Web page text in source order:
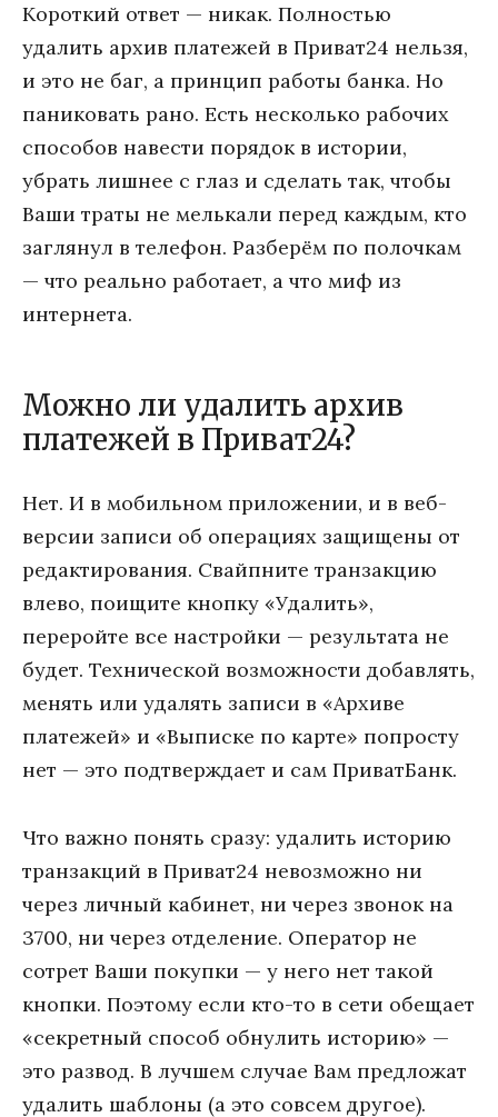
Короткий ответ — никак. Полностью
удалить архив платежей в Приват24 нельзя,
и это не баг, а принцип работы банка. Но
паниковать рано. Есть несколько рабочих
способов навести порядок в истории,
убрать лишнее с глаз и сделать так, чтобы
Ваши траты не мелькали перед каждым, кто
заглянул в телефон. Разберём по полочкам
— что реально работает, а что миф из
интернета.
Можно ли удалить архив
платежей в Приват24?
Нет. И в мобильном приложении, и в веб-
версии записи об операциях защищены от
редактирования. Свайпните транзакцию
влево, поищите кнопку «Удалить»,
переройте все настройки — результата не
будет. Технической возможности добавлять,
менять или удалять записи в «Архиве
платежей» и «Выписке по карте» попросту
нет — это подтверждает и сам ПриватБанк.
Что важно понять сразу: удалить историю
транзакций в Приват24 невозможно ни
через личный кабинет, ни через звонок на
3700, ни через отделение. Оператор не
сотрет Ваши покупки — у него нет такой
кнопки. Поэтому если кто-то в сети обещает
«секретный способ обнулить историю» —
это развод. В лучшем случае Вам предложат
удалить шаблоны (а это совсем другое).